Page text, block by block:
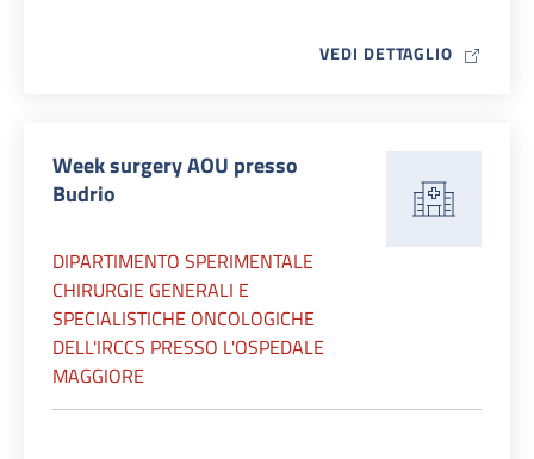
VEDI DETTAGLIO MAP ICON
Week surgery AOU presso
Budrio
DIPARTIMENTO SPERIMENTALE
CHIRURGIE GENERALI E
SPECIALISTICHE ONCOLOGICHE
DELL'IRCCS PRESSO L'OSPEDALE
MAGGIORE